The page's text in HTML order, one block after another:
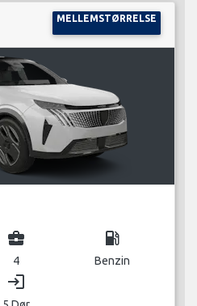
MELLEMSTØRRELSE
business_center
4
local_gas_station
Benzin
login